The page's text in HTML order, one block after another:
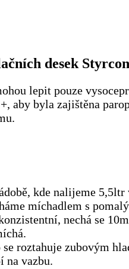
desek Styrcon
lepit pouze
aby byla zajištěna
kde nalijeme 5,5ltr
míchadlem s
nechá se
roztahuje zubovým
na vazbu.